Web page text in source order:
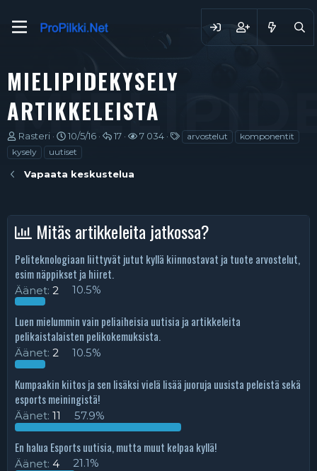
MIELIPIDEKYSELY
ARTIKKELEISTA
V
i
e
t
u
n
a
l
i
t
t
a
Rasteri
A
l
o
ä
v
ä
m
r
ä
10/5/16
V
t
i
17
K
7 034
T
e
arvostelut
komponentit
kysely
uutiset
Vapaata keskustelua
Mitäs artikkeleita jatkossa?
Peliteknologiaan liittyvät jutut kyllä kiinnostavat ja tuote arvostelut,
esim näppikset ja hiiret.
Äänet: 2 10.5%
Luen mielummin vain peliaiheisia uutisia ja artikkeleita
pelikaistalaisten pelikokemuksista.
Äänet: 2 10.5%
Kumpaakin kiitos ja sen lisäksi vielä lisää juoruja uusista peleistä sekä
esports meiningistä!
Äänet: 11 57.9%
En halua Esports uutisia, mutta muut kelpaa kyllä!
Äänet: 4 21.1%